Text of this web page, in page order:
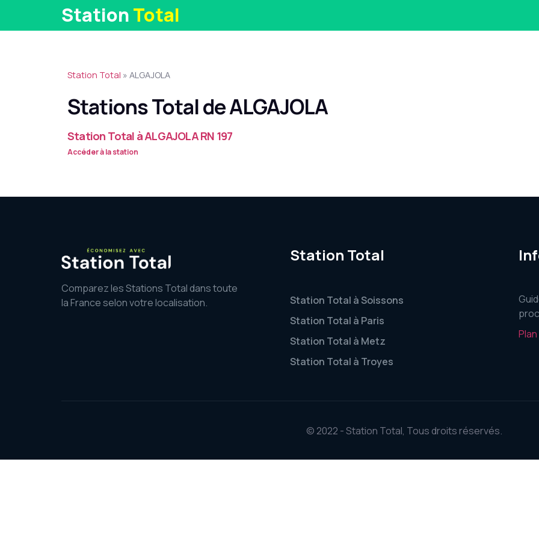
StationTotal
Station Total » ALGAJOLA
Stations Total de ALGAJOLA
Station Total à ALGAJOLA RN 197
Accéder à la station
Comparez les Stations Total dans toute
la France selon votre localisation.
Station Total
Station Total à Soissons
Station Total à Paris
Station Total à Metz
Station Total à Troyes
© 2022 - Station Total, Tous droits réservés.